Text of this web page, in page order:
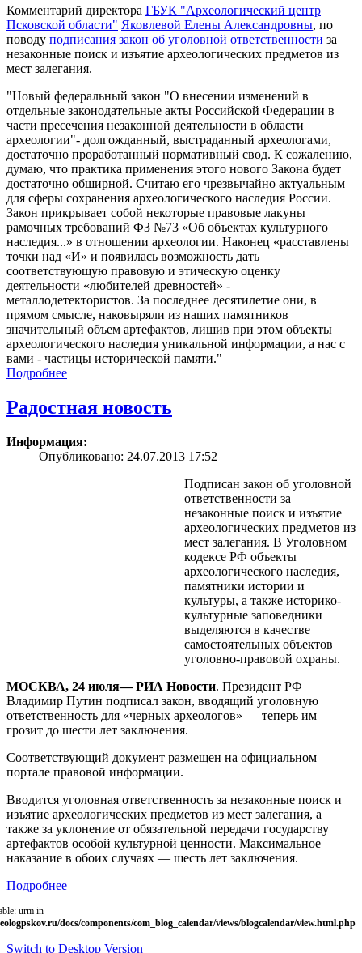
Комментарий директора ГБУК "Археологический центр
Псковской области" Яковлевой Елены Александровны, по
поводу подписания закон об уголовной ответственности за
незаконные поиск и изъятие археологических предметов из
мест залегания.
Новый федеральный закон "О внесении изменений в
отдельные законодательные акты Российской Федерации в
части пресечения незаконной деятельности в области
археологии"- долгожданный, выстраданный археологами,
достаточно проработанный нормативный свод. К сожалению,
думаю, что практика применения этого нового Закона будет
достаточно обширной. Считаю его чрезвычайно актуальным
для сферы сохранения археологического наследия России.
Закон прикрывает собой некоторые правовые лакуны
рамочных требований ФЗ №73 «Об объектах культурного
наследия...» в отношении археологии. Наконец «расставлены
точки над «И» и появилась возможность дать
соответствующую правовую и этическую оценку
деятельности «любителей древностей» -
металлодетектористов. За последнее десятилетие они, в
прямом смысле, наковыряли из наших памятников
значительный объем артефактов, лишив при этом объекты
археологического наследия уникальной информации, а нас с
вами - частицы исторической памяти.
Подробнее
Радостная новость
Информация:
Опубликовано: 24.07.2013 17:52
Подписан закон об уголовной
ответственности за
незаконные поиск и изъятие
археологических предметов из
мест залегания. В Уголовном
кодексе РФ объекты
археологического наследия,
памятники истории и
культуры, а также историко-
культурные заповедники
выделяются в качестве
самостоятельных объектов
уголовно-правовой охраны.
МОСКВА, 24 июля— РИА Новости. Президент РФ
Владимир Путин подписал закон, вводящий уголовную
ответственность для «черных археологов» — теперь им
грозит до шести лет заключения.
Соответствующий документ размещен на официальном
портале правовой информации.
Вводится уголовная ответственность за незаконные поиск и
изъятие археологических предметов из мест залегания, а
также за уклонение от обязательной передачи государству
артефактов особой культурной ценности. Максимальное
наказание в обоих случаях — шесть лет заключения.
Подробнее
urm in
docs/components/com_blog_calendar/views/blogcalendar/view.html.php
Switch to Desktop Version